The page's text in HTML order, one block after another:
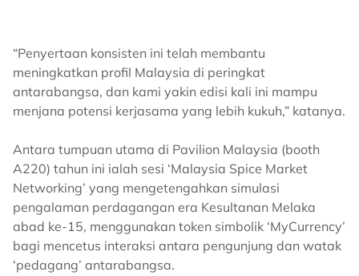
“Penyertaan konsisten ini telah membantu
meningkatkan profil Malaysia di peringkat
antarabangsa, dan kami yakin edisi kali ini mampu
menjana potensi kerjasama yang lebih kukuh,” katanya.
Antara tumpuan utama di Pavilion Malaysia (booth
A220) tahun ini ialah sesi ‘Malaysia Spice Market
Networking’ yang mengetengahkan simulasi
pengalaman perdagangan era Kesultanan Melaka
abad ke-15, menggunakan token simbolik ‘MyCurrency’
bagi mencetus interaksi antara pengunjung dan watak
‘pedagang’ antarabangsa.